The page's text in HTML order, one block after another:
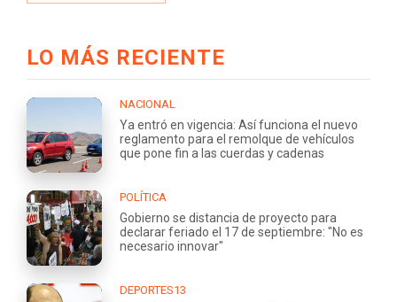
LO MÁS RECIENTE
NACIONAL
Ya entró en vigencia: Así funciona el nuevo
reglamento para el remolque de vehículos
que pone fin a las cuerdas y cadenas
POLÍTICA
Gobierno se distancia de proyecto para
declarar feriado el 17 de septiembre: "No es
necesario innovar"
DEPORTES13